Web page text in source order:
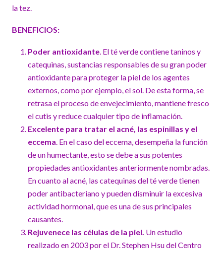
la tez.
BENEFICIOS:
Poder antioxidante. El té verde contiene taninos y
catequinas, sustancias responsables de su gran poder
antioxidante para proteger la piel de los agentes
externos, como por ejemplo, el sol. De esta forma, se
retrasa el proceso de envejecimiento, mantiene fresco
el cutis y reduce cualquier tipo de inflamación.
Excelente para tratar el acné, las espinillas y el
eccema. En el caso del eccema, desempeña la función
de un humectante, esto se debe a sus potentes
propiedades antioxidantes anteriormente nombradas.
En cuanto al acné, las catequinas del té verde tienen
poder antibacteriano y pueden disminuir la excesiva
actividad hormonal, que es una de sus principales
causantes.
Rejuvenece las células de la piel. Un estudio
realizado en 2003 por el Dr. Stephen Hsu del Centro